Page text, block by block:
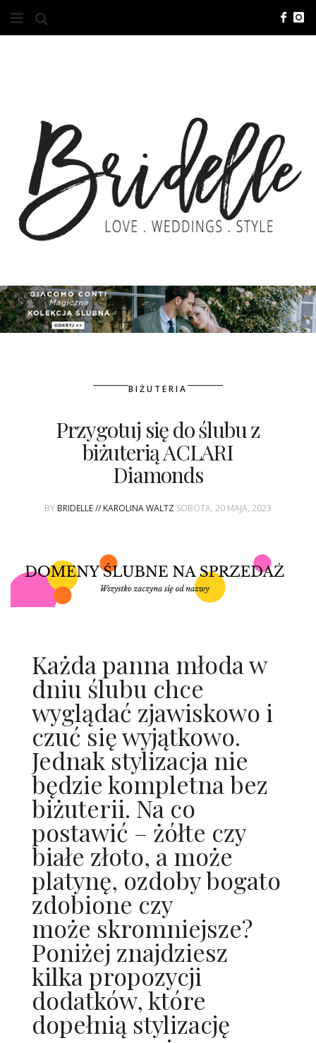
O NAS
KONTAKT
REKLAMA
ADVERTISING
ZGŁOSZENIA
KONKURSY
POLECANE FIRMY
{HOT SEXY BEST}
BRI GROUP
MAGAZYNY
ARCHIWUM
BIŻUTERIA
Przygotuj się do ślubu z
biżuterią ACLARI
Diamonds
BY BRIDELLE // KAROLINA WALTZ SOBOTA, 20 MAJA, 2023
Każda panna młoda w
dniu ślubu chce
wyglądać zjawiskowo i
czuć się wyjątkowo.
Jednak stylizacja nie
będzie kompletna bez
biżuterii. Na co
postawić – żółte czy
białe złoto, a może
platynę, ozdoby bogato
zdobione czy
może skromniejsze?
Poniżej znajdziesz
kilka propozycji
dodatków, które
dopełnią stylizację